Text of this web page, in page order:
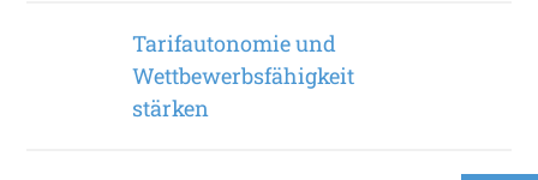
Tarifautonomie und
Wettbewerbsfähigkeit
stärken